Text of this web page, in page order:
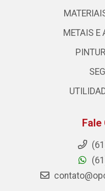
METAIS E
Fale